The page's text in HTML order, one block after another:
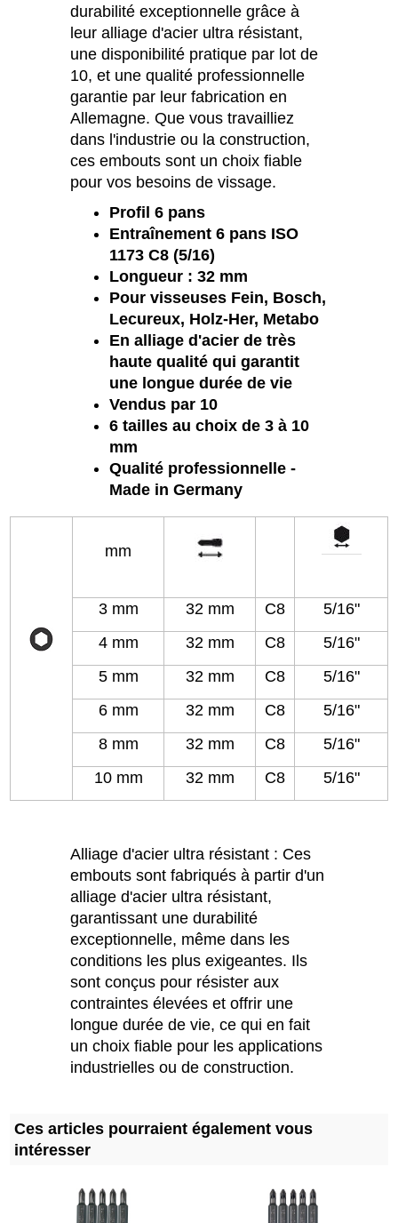
durabilité exceptionnelle grâce à
leur alliage d'acier ultra résistant,
une disponibilité pratique par lot de
10, et une qualité professionnelle
garantie par leur fabrication en
Allemagne. Que vous travailliez
dans l'industrie ou la construction,
ces embouts sont un choix fiable
pour vos besoins de vissage.
Profil 6 pans
Entraînement 6 pans ISO
1173 C8 (5/16)
Longueur : 32 mm
Pour visseuses Fein, Bosch,
Lecureux, Holz-Her, Metabo
En alliage d'acier de très
haute qualité qui garantit
une longue durée de vie
Vendus par 10
6 tailles au choix de 3 à 10
mm
Qualité professionnelle -
Made in Germany
mm
3 mm 32 mm C8
5/16"
4 mm
32 mm C8
5/16"
5 mm
32 mm C8
5/16"
6 mm
32 mm C8
5/16"
8 mm
32 mm C8
5/16"
10 mm
32 mm C8 5/16"
Alliage d'acier ultra résistant : Ces
embouts sont fabriqués à partir d'un
alliage d'acier ultra résistant,
garantissant une durabilité
exceptionnelle, même dans les
conditions les plus exigeantes. Ils
sont conçus pour résister aux
contraintes élevées et offrir une
longue durée de vie, ce qui en fait
un choix fiable pour les applications
industrielles ou de construction.
Ces articles pourraient également vous
intéresser